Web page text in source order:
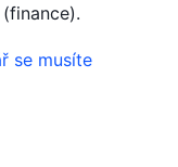
se musíte